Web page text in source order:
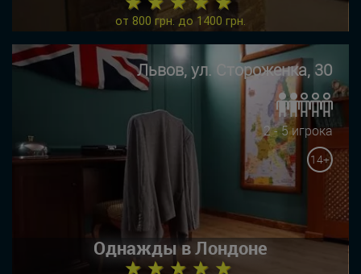
от 800 грн. до 1400 грн.
Львов, ул. Стороженка, 30
2 - 5 игрока
14+
Однажды в Лондоне
★ ★ ★ ★ ★